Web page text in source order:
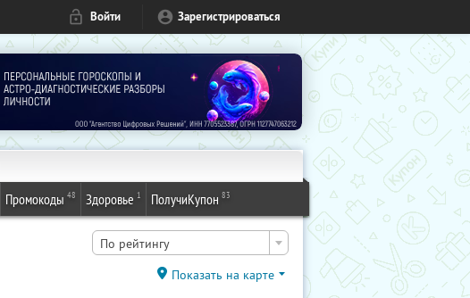
Войти Зарегистрироваться
Промокоды 48 Здоровье 1 ПолучиКупон 83
По рейтингу
Показать на карте